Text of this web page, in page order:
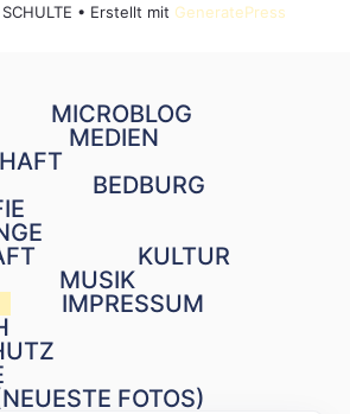
• Erstellt mit GeneratePress
MICROBLOG
MEDIEN
BEDBURG
KULTUR
MUSIK
IMPRESSUM
FOTOS)